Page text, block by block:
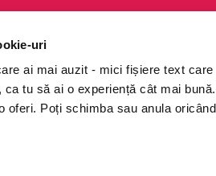
uri
ai mai auzit - mici fișiere text
ca tu să ai o experiență cât mai
oferi. Poți schimba sau anula